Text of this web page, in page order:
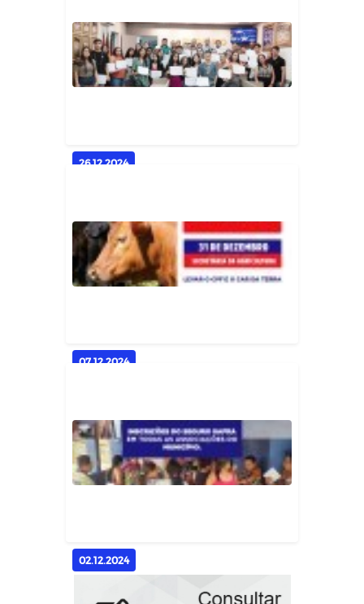
Diálogo e planejamento!
26.12.2024
💻🖱️ Curso de Informática
Concluído com Sucesso! 🎓✨
07.12.2024
📢 Campanha de Atualização
Cadastral PRORROGADA 📢
02.12.2024